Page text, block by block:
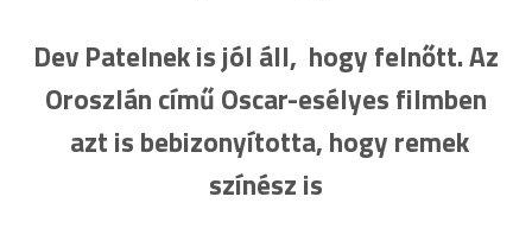
Dev Patelnek is jól áll, hogy felnőtt. Az
Oroszlán című Oscar-esélyes filmben
azt is bebizonyította, hogy remek
színész is